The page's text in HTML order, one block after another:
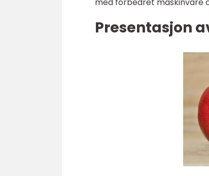
Presentasjon